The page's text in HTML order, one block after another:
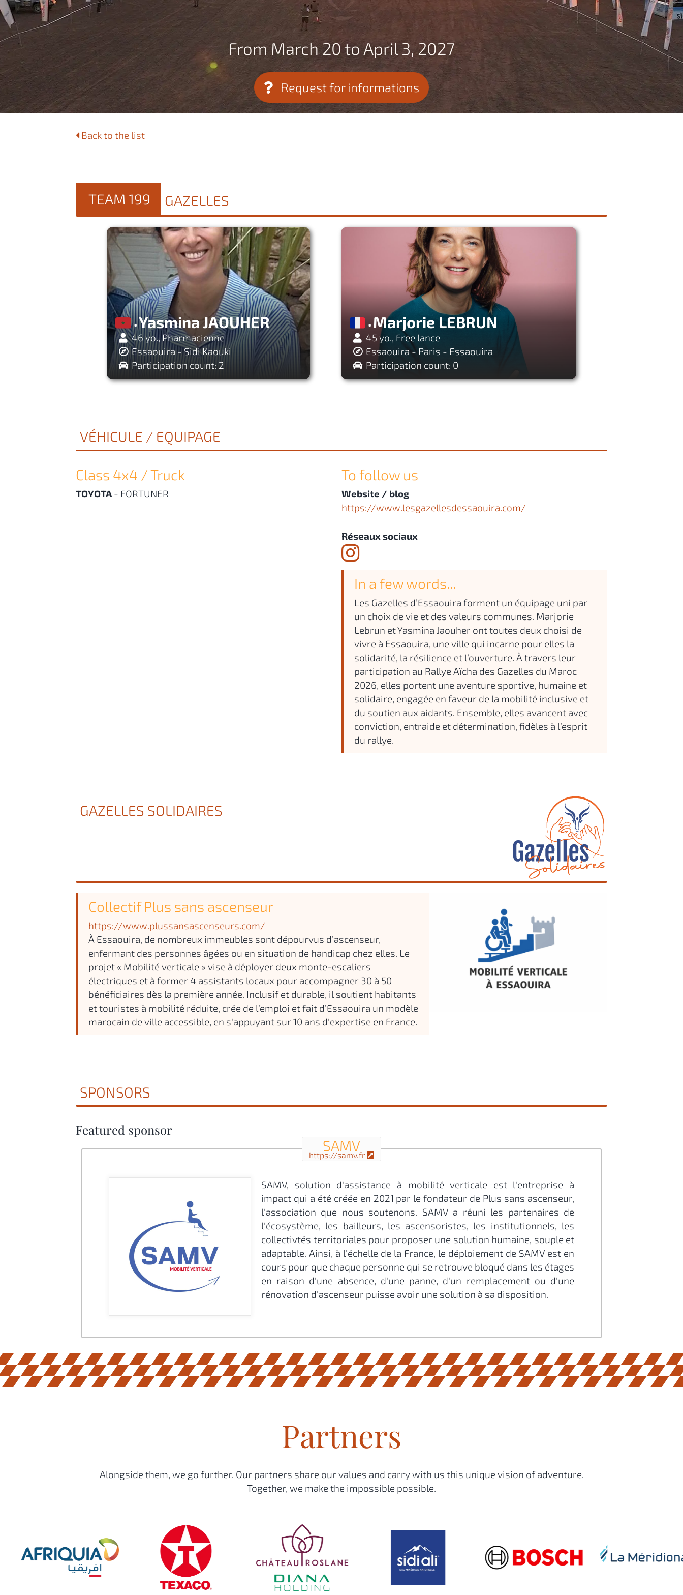
From March 20 to April 3, 2027
Request for informations
Back to the list
TEAM 199 GAZELLES
Yasmina JAOUHER
46 yo., Pharmacienne
Essaouira - Sidi Kaouki
Participation count: 2
Marjorie LEBRUN
45 yo., Free lance
Essaouira - Paris - Essaouira
Participation count: 0
VÉHICULE / EQUIPAGE
Class 4x4 / Truck
TOYOTA - FORTUNER
To follow us
Website / blog
https://www.lesgazellesdessaouira.com/
Réseaux sociaux
In a few words...
Les Gazelles d’Essaouira forment un équipage uni par
un choix de vie et des valeurs communes. Marjorie
Lebrun et Yasmina Jaouher ont toutes deux choisi de
vivre à Essaouira, une ville qui incarne pour elles la
solidarité, la résilience et l’ouverture. À travers leur
participation au Rallye Aïcha des Gazelles du Maroc
2026, elles portent une aventure sportive, humaine et
solidaire, engagée en faveur de la mobilité inclusive et
du soutien aux aidants. Ensemble, elles avancent avec
conviction, entraide et détermination, fidèles à l’esprit
du rallye.
GAZELLES SOLIDAIRES
Collectif Plus sans ascenseur
https://www.plussansascenseurs.com/
À Essaouira, de nombreux immeubles sont dépourvus d’ascenseur,
enfermant des personnes âgées ou en situation de handicap chez elles. Le
projet « Mobilité verticale » vise à déployer deux monte-escaliers
électriques et à former 4 assistants locaux pour accompagner 30 à 50
bénéficiaires dès la première année. Inclusif et durable, il soutient habitants
et touristes à mobilité réduite, crée de l’emploi et fait d’Essaouira un modèle
marocain de ville accessible, en s'appuyant sur 10 ans d'expertise en France.
SPONSORS
Featured sponsor
SAMV
https://samv.fr
SAMV, solution d'assistance à mobilité verticale est l'entreprise à
impact qui a été créée en 2021 par le fondateur de Plus sans ascenseur,
l'association que nous soutenons. SAMV a réuni les partenaires de
l'écosystème, les bailleurs, les ascensoristes, les institutionnels, les
collectivtés territoriales pour proposer une solution humaine, souple et
adaptable. Ainsi, à l'échelle de la France, le déploiement de SAMV est en
cours pour que chaque personne qui se retrouve bloqué dans les étages
en raison d'une absence, d'une panne, d'un remplacement ou d'une
rénovation d'ascenseur puisse avoir une solution à sa disposition.
Partners
Alongside them, we go further. Our partners share our values and carry with us this unique vision of adventure.
Together, we make the impossible possible.